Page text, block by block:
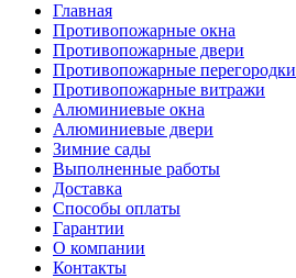
Главная
Противопожарные окна
Противопожарные двери
Противопожарные перегородки
Противопожарные витражи
Алюминиевые окна
Алюминиевые двери
Зимние сады
Выполненные работы
Доставка
Способы оплаты​
Гарантии
О компании
Контакты